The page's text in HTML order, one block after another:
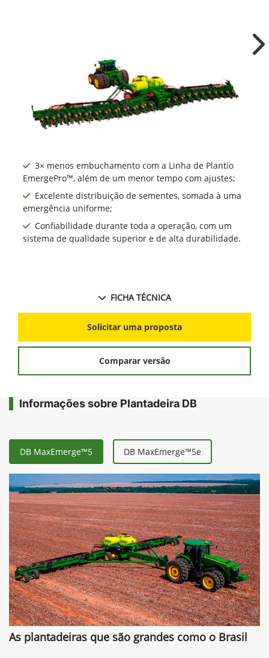
3× menos embuchamento com a Linha de Plantio
EmergePro™, além de um menor tempo com ajustes;
Excelente distribuição de sementes, somada à uma
emergência uniforme;
Confiabilidade durante toda a operação, com um
sistema de qualidade superior e de alta durabilidade.
FICHA TÉCNICA
Solicitar uma proposta
Comparar versão
Informações sobre Plantadeira DB
DB MaxEmerge™5 DB MaxEmerge™5e
As plantadeiras que são grandes como o Brasil